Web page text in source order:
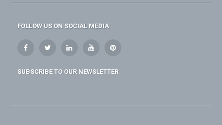
FOLLOW US ON SOCIAL MEDIA
SUBSCRIBE TO OUR NEWSLETTER